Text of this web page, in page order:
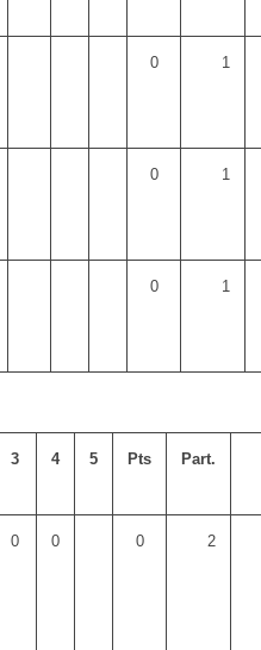
0 1
0 1
0 1
3 4 5 Pts Part.
0 0 0 2